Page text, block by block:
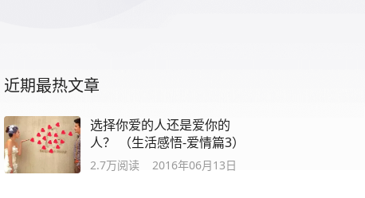
近期最热文章
选择你爱的人还是爱你的
人？ （生活感悟-爱情篇3）
2.7万阅读 2016年06月13日